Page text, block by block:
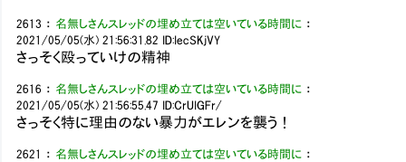
2613 ： 名無しさんスレッドの埋め立ては空いている時間に ：
2021/05/05(水) 21:56:31.82 ID:IecSKjVY
さっそく殴っていけの精神
2616 ： 名無しさんスレッドの埋め立ては空いている時間に ：
2021/05/05(水) 21:56:55.47 ID:CrUIGFr/
さっそく特に理由のない暴力がエレンを襲う！
2621 ： 名無しさんスレッドの埋め立ては空いている時間に ：